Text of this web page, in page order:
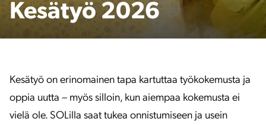
Kesätyö 2026
Kesätyö on erinomainen tapa kartuttaa työkokemusta ja
oppia uutta – myös silloin, kun aiempaa kokemusta ei
vielä ole. SOLilla saat tukea onnistumiseen ja usein